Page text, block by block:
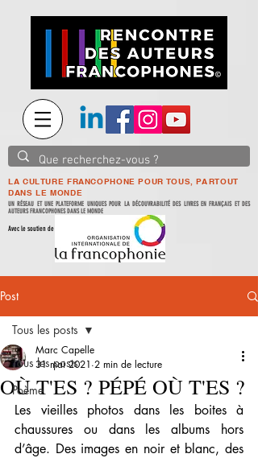
LA CULTURE FRANCOPHONE POUR TOUS, PARTOUT
DANS LE MONDE
UN RÉSEAU ET UNE PLATEFORME UNIQUES POUR LA DÉCOUVRABILITÉ DES LIVRES EN FRANÇAIS ET DES
AUTEURS FRANCOPHONES DANS LE MONDE
Avec le soutien de
Post
Tous les posts
Poème
Tous les posts
OÙ T'ES ? PÉPÉ OÙ T'ES ?
Marc Capelle
31 mai 2021 2 min de lecture
Les vieilles photos dans les boites à
chaussures ou dans les albums hors
d’âge. Des images en noir et blanc, des